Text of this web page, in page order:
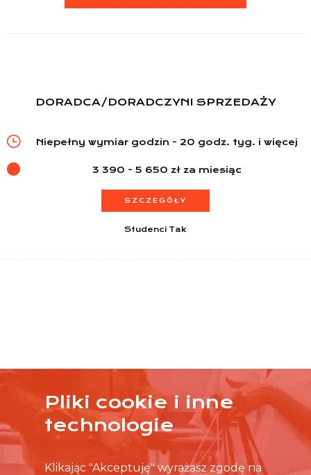
Informacje
DORADCA/DORADCZYNI SPRZEDAŻY
Niepełny wymiar godzin - 20 godz. tyg. i więcej
3 390 - 5 650 zł za miesiąc
SZCZEGÓŁY
Studenci Tak
ŻADNA OFERTA CIĘ NIE ZAINTERESOWAŁA?
SKONTAKTUJ SIĘ BEZPOŚREDNIO ZE SKLEPEM.
Pliki cookie i inne
technologie
Klikając "Akceptuję" wyrażasz zgodę na